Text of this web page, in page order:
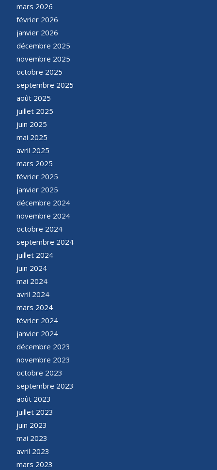
mars 2026
février 2026
janvier 2026
décembre 2025
novembre 2025
octobre 2025
septembre 2025
août 2025
juillet 2025
juin 2025
mai 2025
avril 2025
mars 2025
février 2025
janvier 2025
décembre 2024
novembre 2024
octobre 2024
septembre 2024
juillet 2024
juin 2024
mai 2024
avril 2024
mars 2024
février 2024
janvier 2024
décembre 2023
novembre 2023
octobre 2023
septembre 2023
août 2023
juillet 2023
juin 2023
mai 2023
avril 2023
mars 2023